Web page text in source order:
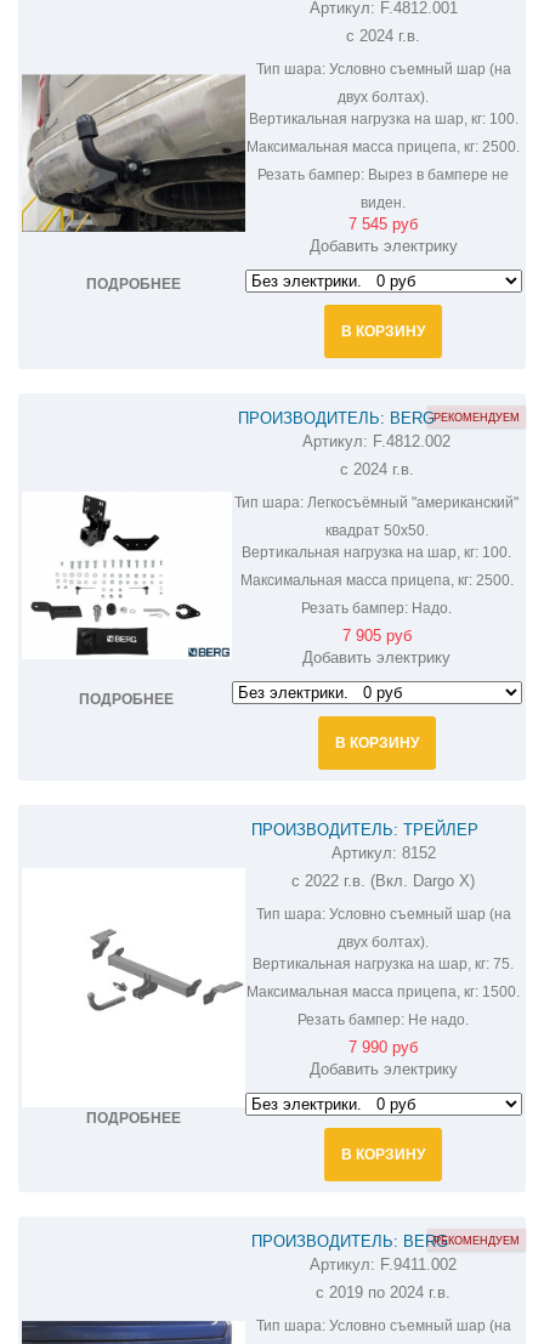
ПОДРОБНЕЕ
ФАРКОП НА HAVAL H9 F.4812.001
Артикул: F.4812.001
c 2024 г.в.
Тип шара:Условно съемный шар (на
двух болтах).
Вертикальная нагрузка на шар, кг:100.
Максимальная масса прицепа, кг: 2500.
Резать бампер: Вырез в бампере не
виден.
7 545 руб
Добавить электрику
В КОРЗИНУ
ПОДРОБНЕЕ
ПРОИЗВОДИТЕЛЬ: BERG
ФАРКОП НА HAVAL H9 F.4812.002
Артикул: F.4812.002
c 2024 г.в.
Тип шара: Легкосъёмный "американский"
квадрат 50х50.
Вертикальная нагрузка на шар, кг: 100.
Максимальная масса прицепа, кг:2500.
Резать бампер: Надо.
РЕКОМЕНДУЕМ
7 905 руб
Добавить электрику
В КОРЗИНУ
ПОДРОБНЕЕ
ПРОИЗВОДИТЕЛЬ: ТРЕЙЛЕР
ФАРКОП НА HAVAL DARGO 8152
Артикул: 8152
с 2022 г.в. (Вкл. Dargo X)
Тип шара:Условно съемный шар (на
двух болтах).
Вертикальная нагрузка на шар, кг: 75.
Максимальная масса прицепа, кг: 1500.
Резать бампер: Не надо.
7 990 руб
Добавить электрику
В КОРЗИНУ
ПРОИЗВОДИТЕЛЬ: BERG
ФАРКОП НА HAVAL F7/F7X F.9411.002
Артикул: F.9411.002
с 2019 по 2024 г.в.
Тип шара:Условно съемный шар (на
РЕКОМЕНДУЕМ